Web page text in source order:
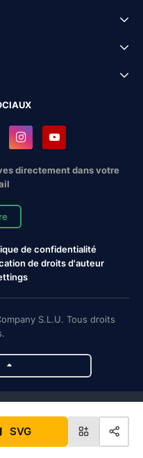
SVG
directement dans votre
de confidentialité
de droits d'auteur
S.L.U. Tous droits